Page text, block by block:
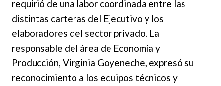
requirió de una labor coordinada entre las
distintas carteras del Ejecutivo y los
elaboradores del sector privado. La
responsable del área de Economía y
Producción, Virginia Goyeneche, expresó su
reconocimiento a los equipos técnicos y